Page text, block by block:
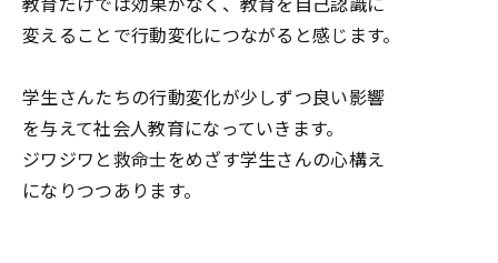
変えることで行動変化につながると感じます。
学生さんたちの行動変化が少しずつ良い影響
を与えて社会人教育になっていきます。
ジワジワと救命士をめざす学生さんの心構え
になりつつあります。